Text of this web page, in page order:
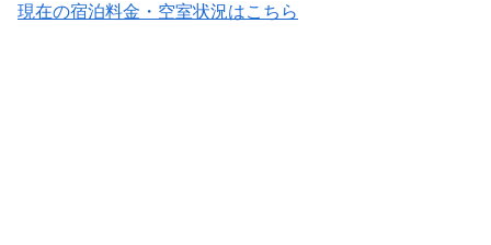
現在の宿泊料金・空室状況はこちら